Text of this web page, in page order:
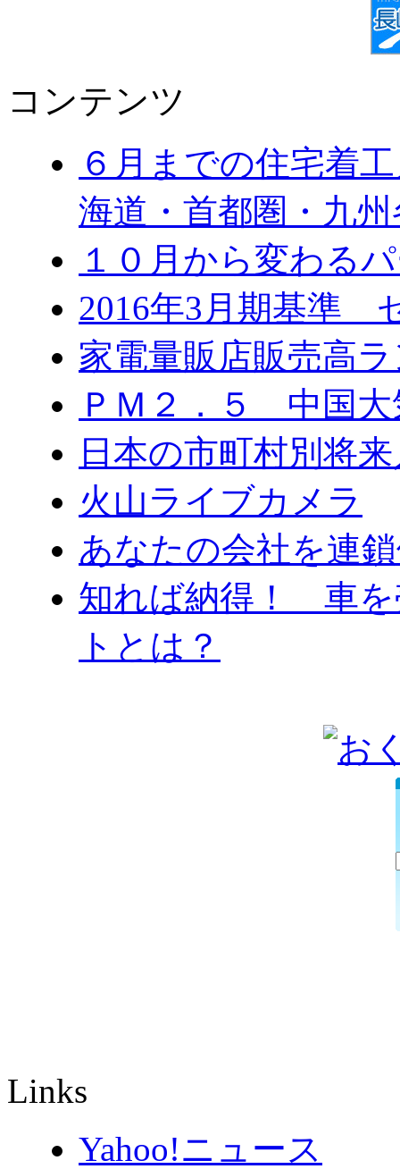
コンテンツ
６月までの住宅着
海道・首都圏・九
１０月から変わ
2016年3月期基準
家電量販店販売高
ＰＭ２．５ 中国大
日本の市町村別将
火山ライブカメラ
あなたの会社を連
知れば納得！ 車を
トとは？
Links
Yahoo!ニュース